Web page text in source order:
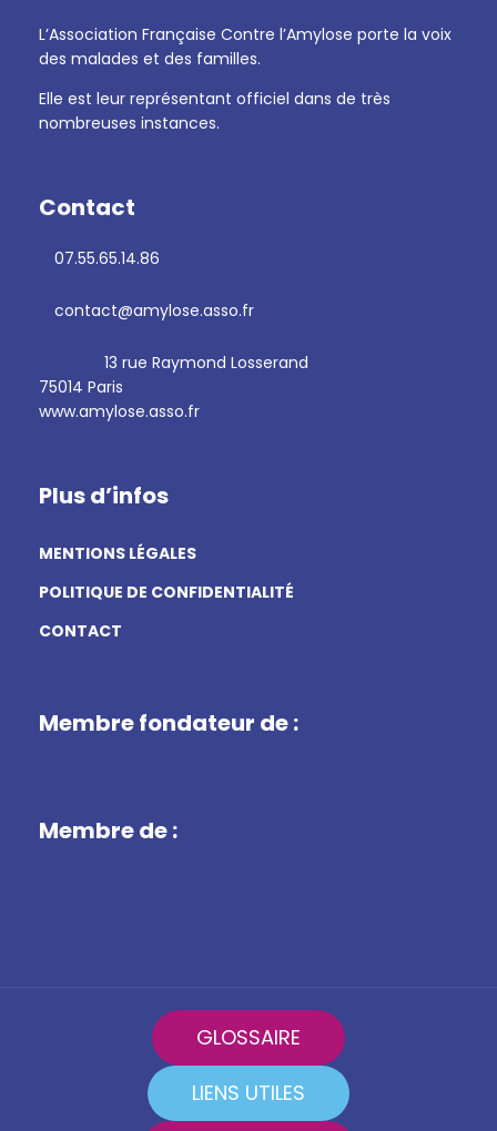
L’Association Française Contre l’Amylose porte la voix
des malades et des familles.
Elle est leur représentant officiel dans de très
nombreuses instances.
Contact
07.55.65.14.86
contact@amylose.asso.fr
13 rue Raymond Losserand
75014 Paris
www.amylose.asso.fr
Plus d’infos
MENTIONS LÉGALES
POLITIQUE DE CONFIDENTIALITÉ
CONTACT
Membre fondateur de :
Membre de :
GLOSSAIRE
LIENS UTILES